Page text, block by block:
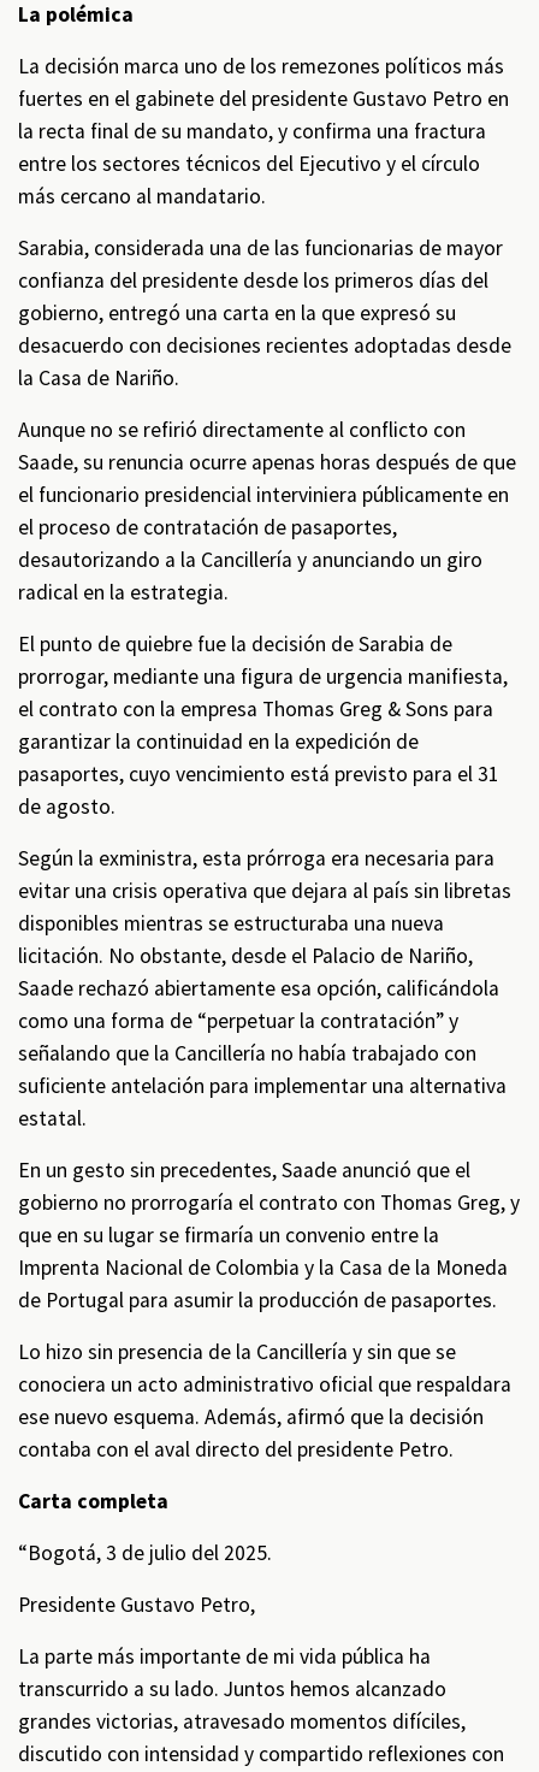
La polémica
La decisión marca uno de los remezones políticos más
fuertes en el gabinete del presidente Gustavo Petro en
la recta final de su mandato, y confirma una fractura
entre los sectores técnicos del Ejecutivo y el círculo
más cercano al mandatario.
Sarabia, considerada una de las funcionarias de mayor
confianza del presidente desde los primeros días del
gobierno, entregó una carta en la que expresó su
desacuerdo con decisiones recientes adoptadas desde
la Casa de Nariño.
Aunque no se refirió directamente al conflicto con
Saade, su renuncia ocurre apenas horas después de que
el funcionario presidencial interviniera públicamente en
el proceso de contratación de pasaportes,
desautorizando a la Cancillería y anunciando un giro
radical en la estrategia.
El punto de quiebre fue la decisión de Sarabia de
prorrogar, mediante una figura de urgencia manifiesta,
el contrato con la empresa Thomas Greg & Sons para
garantizar la continuidad en la expedición de
pasaportes, cuyo vencimiento está previsto para el 31
de agosto.
Según la exministra, esta prórroga era necesaria para
evitar una crisis operativa que dejara al país sin libretas
disponibles mientras se estructuraba una nueva
licitación. No obstante, desde el Palacio de Nariño,
Saade rechazó abiertamente esa opción, calificándola
como una forma de “perpetuar la contratación” y
señalando que la Cancillería no había trabajado con
suficiente antelación para implementar una alternativa
estatal.
En un gesto sin precedentes, Saade anunció que el
gobierno no prorrogaría el contrato con Thomas Greg, y
que en su lugar se firmaría un convenio entre la
Imprenta Nacional de Colombia y la Casa de la Moneda
de Portugal para asumir la producción de pasaportes.
Lo hizo sin presencia de la Cancillería y sin que se
conociera un acto administrativo oficial que respaldara
ese nuevo esquema. Además, afirmó que la decisión
contaba con el aval directo del presidente Petro.
Carta completa
“Bogotá, 3 de julio del 2025.
Presidente Gustavo Petro,
La parte más importante de mi vida pública ha
transcurrido a su lado. Juntos hemos alcanzado
grandes victorias, atravesado momentos difíciles,
discutido con intensidad y compartido reflexiones con